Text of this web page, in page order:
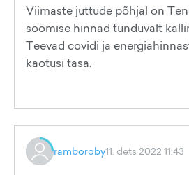
Viimaste juttude põhjal on
söömise hinnad tunduvalt
Teevad covidi ja
kaotusi tasa.
ramboroby11. dets 2022 11:43